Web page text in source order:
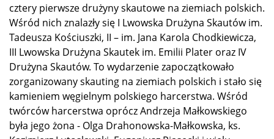
cztery pierwsze drużyny skautowe na ziemiach polskich.
Wśród nich znalazły się I Lwowska Drużyna Skautów im.
Tadeusza Kościuszki, II – im. Jana Karola Chodkiewicza,
III Lwowska Drużyna Skautek im. Emilii Plater oraz IV
Drużyna Skautów. To wydarzenie zapoczątkowało
zorganizowany skauting na ziemiach polskich i stało się
kamieniem węgielnym polskiego harcerstwa. Wśród
twórców harcerstwa oprócz Andrzeja Małkowskiego
była jego żona - Olga Drahonowska-Małkowska, ks.